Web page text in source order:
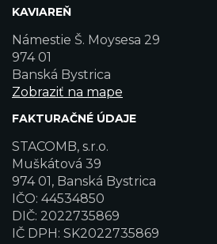
KAVIAREŇ
Námestie Š. Moysesa 29
974 01
Banská Bystrica
Zobraziť na mape
FAKTURAČNÉ ÚDAJE
STACOMB, s.r.o.
Muškátová 39
974 01, Banská Bystrica
IČO: 44534850
DIČ: 2022735869
IČ DPH: SK2022735869